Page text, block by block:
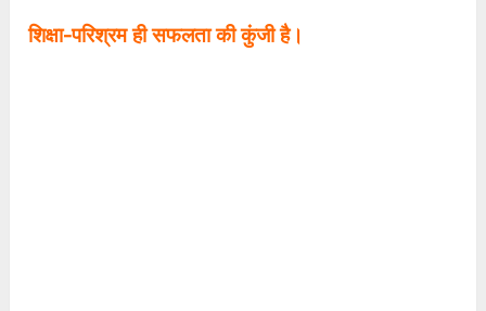
शिक्षा-परिश्रम ही सफलता की कुंजी है।